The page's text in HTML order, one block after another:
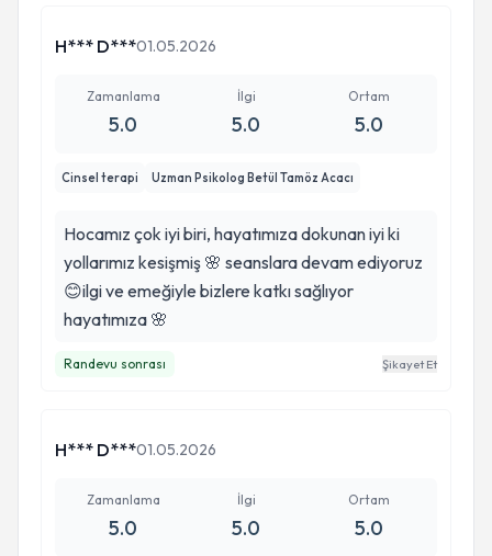
H*** D***01.05.2026
Zamanlama
5.0
İlgi
5.0
Ortam
5.0
Cinsel terapi Uzman Psikolog Betül Tamöz Acacı
Hocamız çok iyi biri, hayatımıza dokunan iyi ki
yollarımız kesişmiş 🌸 seanslara devam ediyoruz
😊ilgi ve emeğiyle bizlere katkı sağlıyor
hayatımıza 🌸
Randevu sonrası Şikayet Et
H*** D***01.05.2026
Zamanlama
5.0
İlgi
5.0
Ortam
5.0